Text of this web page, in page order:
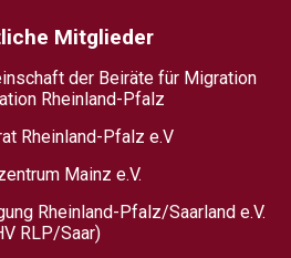
Mitglieder
der Beiräte für Migration
Rheinland-Pfalz
Rheinland-Pfalz e.V
Mainz e.V.
Rheinland-Pfalz/Saarland e.V.
RLP/Saar)